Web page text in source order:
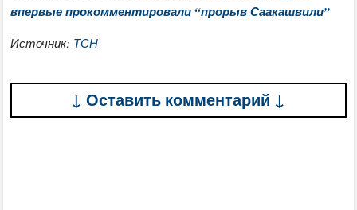
впервые прокомментировали “прорыв Саакашвили”
Источник: ТСН
↓ Оставить комментарий ↓